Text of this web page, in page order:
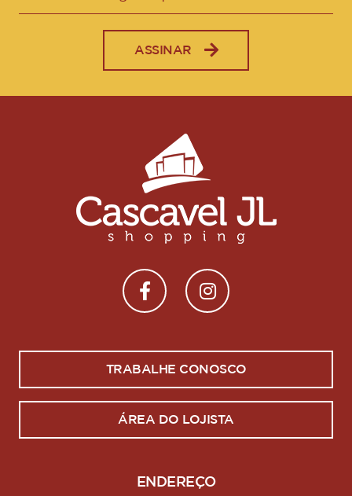
ASSINAR
TRABALHE CONOSCO
ÁREA DO LOJISTA
ENDEREÇO